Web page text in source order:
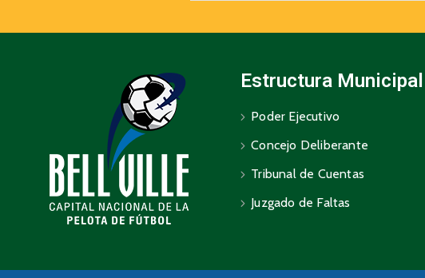
Estructura Municipal
Poder Ejecutivo
Concejo Deliberante
Tribunal de Cuentas
Juzgado de Faltas